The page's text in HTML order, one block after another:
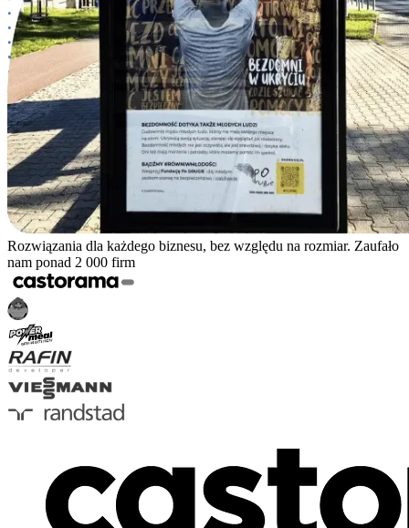
Rozwiązania dla każdego biznesu, bez względu na rozmiar. Zaufało
nam ponad 2 000 firm